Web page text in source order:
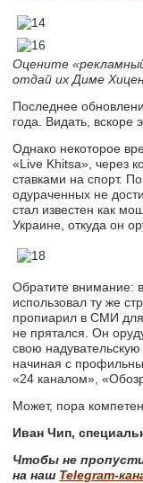
Оцените
отдай их Диме
Последнее
года. Видать, вскоре
Однако некоторое
«Live Khitsa», через
ставками на спорт.
одураченных не
стал известен как
Украине, откуда он
Обратите внимание:
использовал ту же
пропиарил в СМИ для
не прятался. Он
свою
начиная с
«24 каналом»,
Может, пора
Иван Чип,
Чтобы не
на наш Telegram-